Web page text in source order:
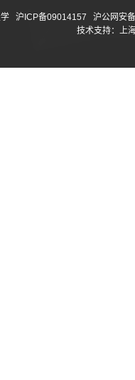
沪ICP备09014157
沪公网安
技术支持：上